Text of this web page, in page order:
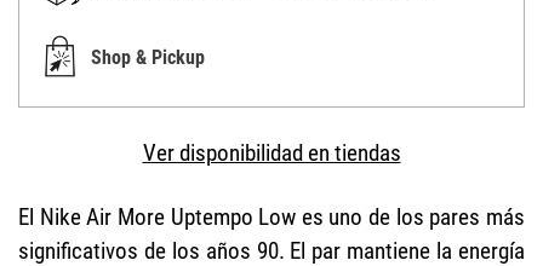
Shop & Pickup
Ver disponibilidad en tiendas
El Nike Air More Uptempo Low es uno de los pares más
significativos de los años 90. El par mantiene la energía